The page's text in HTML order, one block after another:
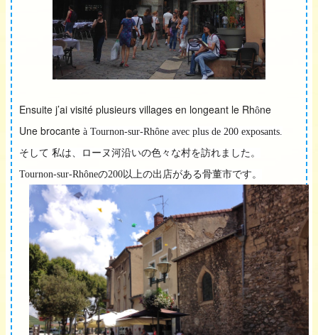
Ensuite j’ai visité plusieurs villages en longeant le Rhône
Une brocante à Tournon-sur-Rhône avec plus de 200 exposants.
そして 私は、ローヌ河沿いの色々な村を訪れました。
Tournon-sur-Rhôneの200以上の出店がある骨董市です。